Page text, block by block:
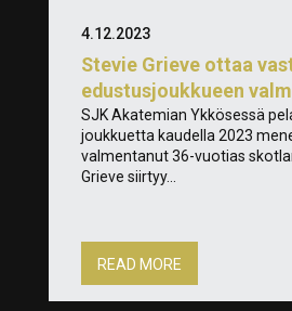
Stevie Grieve ottaa
edustusjoukkueen
4.12.2023
SJK Akatemian Ykkösessä
joukkuetta kaudella 2023
valmentanut 36-vuotias
Grieve siirtyy...
READ MORE